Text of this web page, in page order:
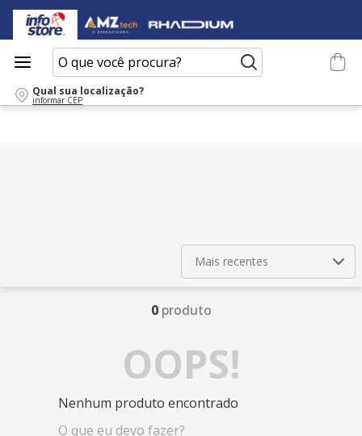
O que você procura?
Qual sua localização?
informar CEP
Mais recentes
0 produto
OOPS!
Nenhum produto encontrado
O que eu devo fazer?